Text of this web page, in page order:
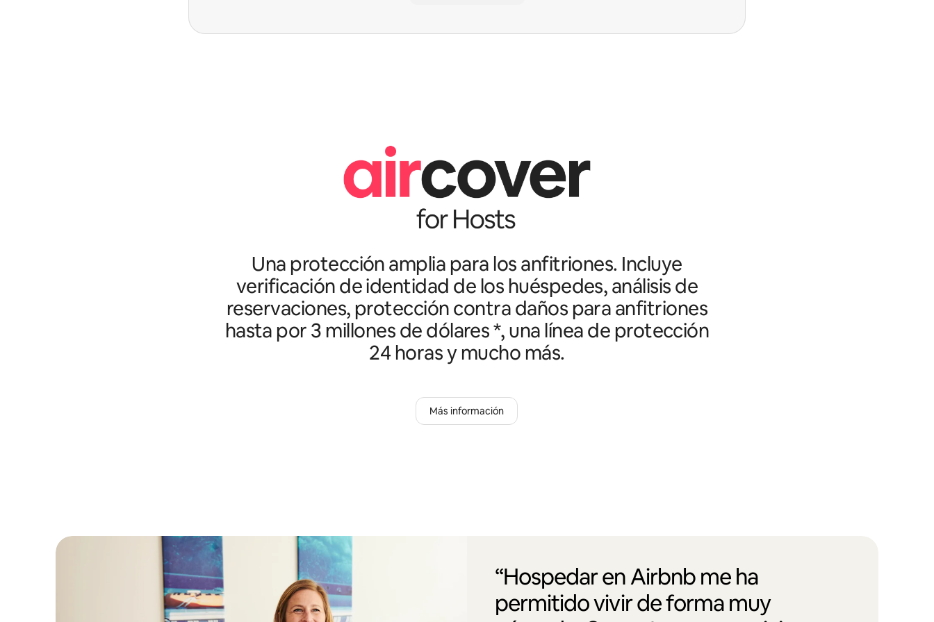
Una protección amplia para los anfitriones. Incluye
verificación de identidad de los huéspedes, análisis de
reservaciones, protección contra daños para anfitriones
hasta por 3 millones de dólares *, una línea de protección
24 horas y mucho más.
Más información
“Hospedar en Airbnb me ha
permitido vivir de forma muy